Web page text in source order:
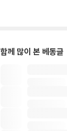
함께 많이 본 베동글